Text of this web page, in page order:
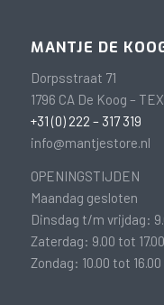
MANTJE DE
Dorpsstraat 71
1796 CA De Koog –
+31 (0) 222 – 317 319
info@mantjestore.nl
OPENINGSTIJDEN
Maandag gesloten
Dinsdag t/m vrijdag:
Zaterdag: 9.00 tot
Zondag: 10.00 tot